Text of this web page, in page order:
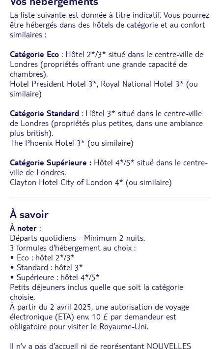
La liste suivante est donnée à titre indicatif. Vous pourrez
être hébergés dans des hôtels de catégorie et au confort
similaires :
Catégorie Eco : Hôtel 2*/3* situé dans le centre-ville de
Londres (propriétés offrant une grande capacité de
chambres).
Hotel President Hotel 3*, Royal National Hotel 3* (ou
similaire)
Catégorie Standard : Hôtel 3* situé dans le centre-ville
de Londres (propriétés plus petites, dans une ambiance
plus british).
The Phoenix Hotel 3* (ou similaire)
Catégorie Supérieure : Hôtel 4*/5* situé dans le centre-
ville de Londres.
Clayton Hotel City of London 4* (ou similaire)
À savoir
À noter :
Départs quotidiens - Minimum 2 nuits.
3 formules d'hébergement au choix :
• Eco : hôtel 2*/3*
• Standard : hôtel 3*
• Supérieure : hôtel 4*/5*
Petits déjeuners inclus quelle que soit la catégorie
choisie.
À partir du 2 avril 2025, une autorisation de voyage
électronique (ETA) env. 10 £ par demandeur est
obligatoire pour visiter le Royaume-Uni.
Il n’y a pas d’accueil ni de représentant NOUVELLES